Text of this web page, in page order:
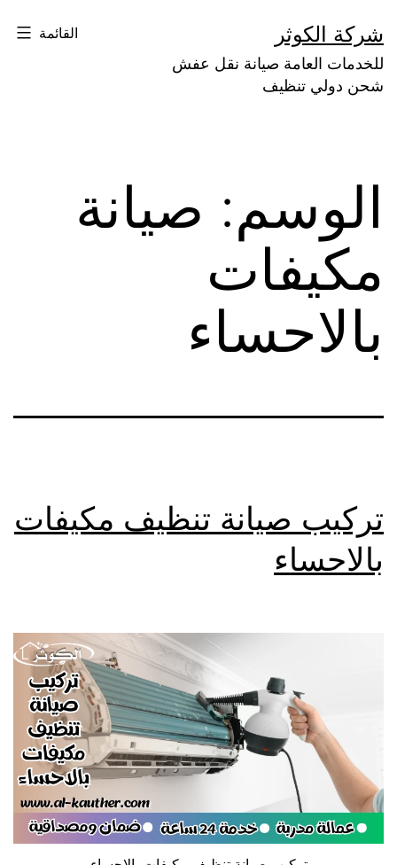
إلى
المحتوى
شركة الكوثر
للخدمات العامة صيانة نقل عفش
شحن دولي تنظيف
القائمة
الوسم: صيانة
مكيفات
بالاحساء
تركيب صيانة تنظيف مكيفات
بالاحساء